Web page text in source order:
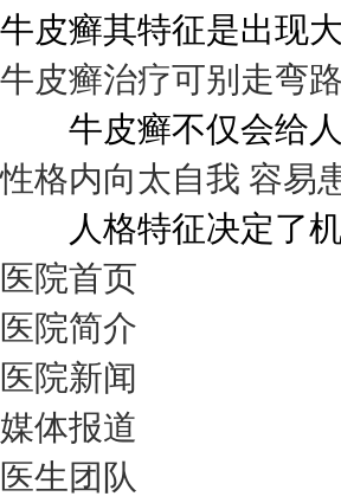
牛皮癣其特征是出现
牛皮癣治疗可别走弯
牛皮癣不仅会给人
性格内向太自我 容易
人格特征决定了机
医院首页
医院简介
医院新闻
媒体报道
医生团队